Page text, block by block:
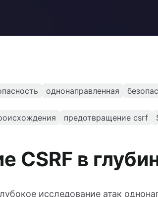
однонаправленная
предотвращение csrf
CSRF в
исследование атак